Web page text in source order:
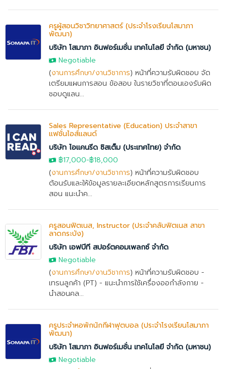
ครูผู้สอนวิชาวิทยาศาสตร์ (ประจำโรงเรียนโสมาภา
พัฒนา)
บริษัท โสมาภา อินฟอร์เมชั่น เทคโนโลยี จำกัด (มหาชน)
Negotiable
(งานการศึกษา/งานวิชาการ) หน้าที่ความรับผิดชอบ จัด
เตรียมแผนการสอน ข้อสอบ ในรายวิชาที่ตอนเองรับผิด
ชอบดูแลน...
Sales Representative (Education) ประจำสาขา
แฟชั่นไอส์แลนด์
บริษัท ไอแคนรีด ซิสเต็ม (ประเทศไทย) จำกัด
฿17,000-฿18,000
(งานการศึกษา/งานวิชาการ) หน้าที่ความรับผิดชอบ
ต้อนรับและให้ข้อมูลรายละเอียดหลักสูตรการเรียนการ
สอน แนะนำค...
ครูสอนฟิตเนส, Instructor (ประจำคลับฟิตเนส สาขา
ลาดกระบัง)
บริษัท เอฟบีที สปอร์ตคอมเพลกซ์ จำกัด
Negotiable
(งานการศึกษา/งานวิชาการ) หน้าที่ความรับผิดชอบ -
เทรนลูกค้า (PT) - แนะนำการใช้เครื่องออกำลังกาย -
นำสอนคล...
ครูประจำหอพักนักกีฬาฟุตบอล (ประจำโรงเรียนโสมาภา
พัฒนา)
บริษัท โสมาภา อินฟอร์เมชั่น เทคโนโลยี จำกัด (มหาชน)
Negotiable